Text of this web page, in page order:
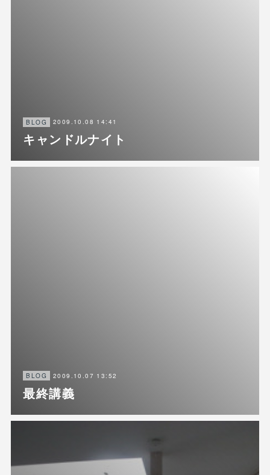
BLOG 2009.10.08 14:41
キャンドルナイト
BLOG 2009.10.07 13:52
最終講義